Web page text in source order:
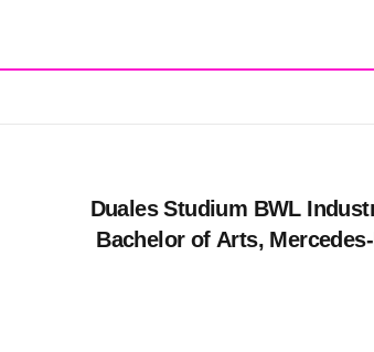
Duales Studium BWL
Bachelor of Arts,